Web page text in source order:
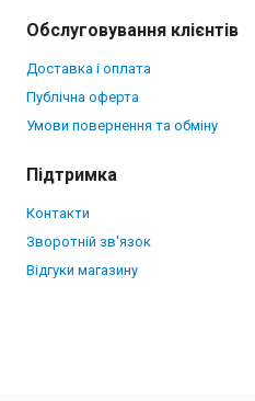
Обслуговування клієнтів
Доставка і оплата
Публічна оферта
Умови повернення та обміну
Підтримка
Контакти
Зворотній зв'язок
Відгуки магазину